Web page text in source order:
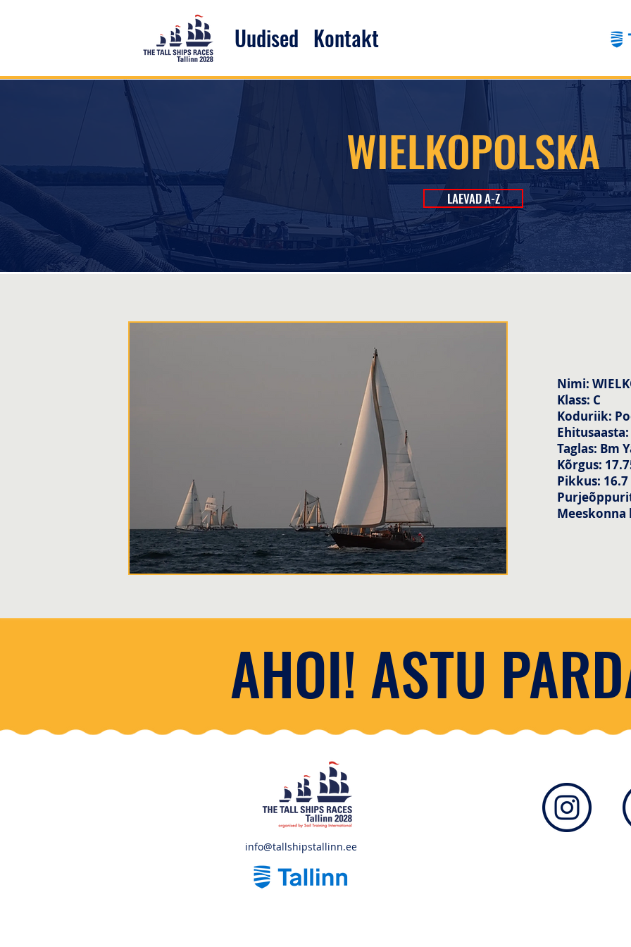
Uudised Kontakt
WIELKOPOLSKA
LAEVAD A-Z
Nimi:
Klass: C
Koduriik:
Taglas: Bm
Kõrgus:
Pikkus:
info@tallshipstallinn.ee
AHOI! ASTU